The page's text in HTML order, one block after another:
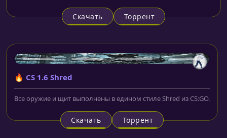
Скачать Торрент
🔥 CS 1.6 Shred
Все оружие и щит выполнены в едином стиле Shred из CS:GO.
Скачать Торрент